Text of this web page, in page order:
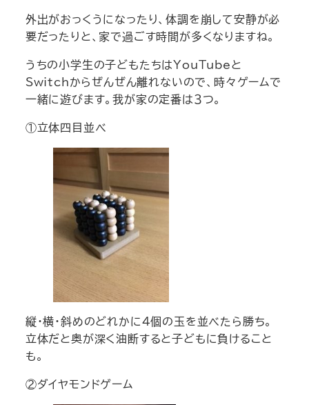
外出がおっくうになったり、体調を崩して安静が必
要だったりと、家で過ごす時間が多くなりますね。
うちの小学生の子どもたちはYouTubeと
Switchからぜんぜん離れないので、時々ゲームで
一緒に遊びます。我が家の定番は３つ。
①立体四目並べ
縦・横・斜めのどれかに4個の玉を並べたら勝ち。
立体だと奥が深く油断すると子どもに負けること
も。
②ダイヤモンドゲーム